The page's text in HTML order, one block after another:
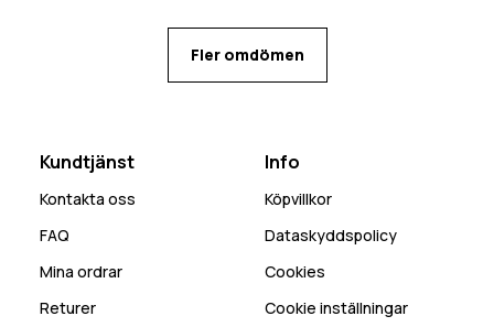
Fler omdömen
Kundtjänst
Kontakta oss
FAQ
Mina ordrar
Returer
Info
Köpvillkor
Dataskyddspolicy
Cookies
Cookie inställningar